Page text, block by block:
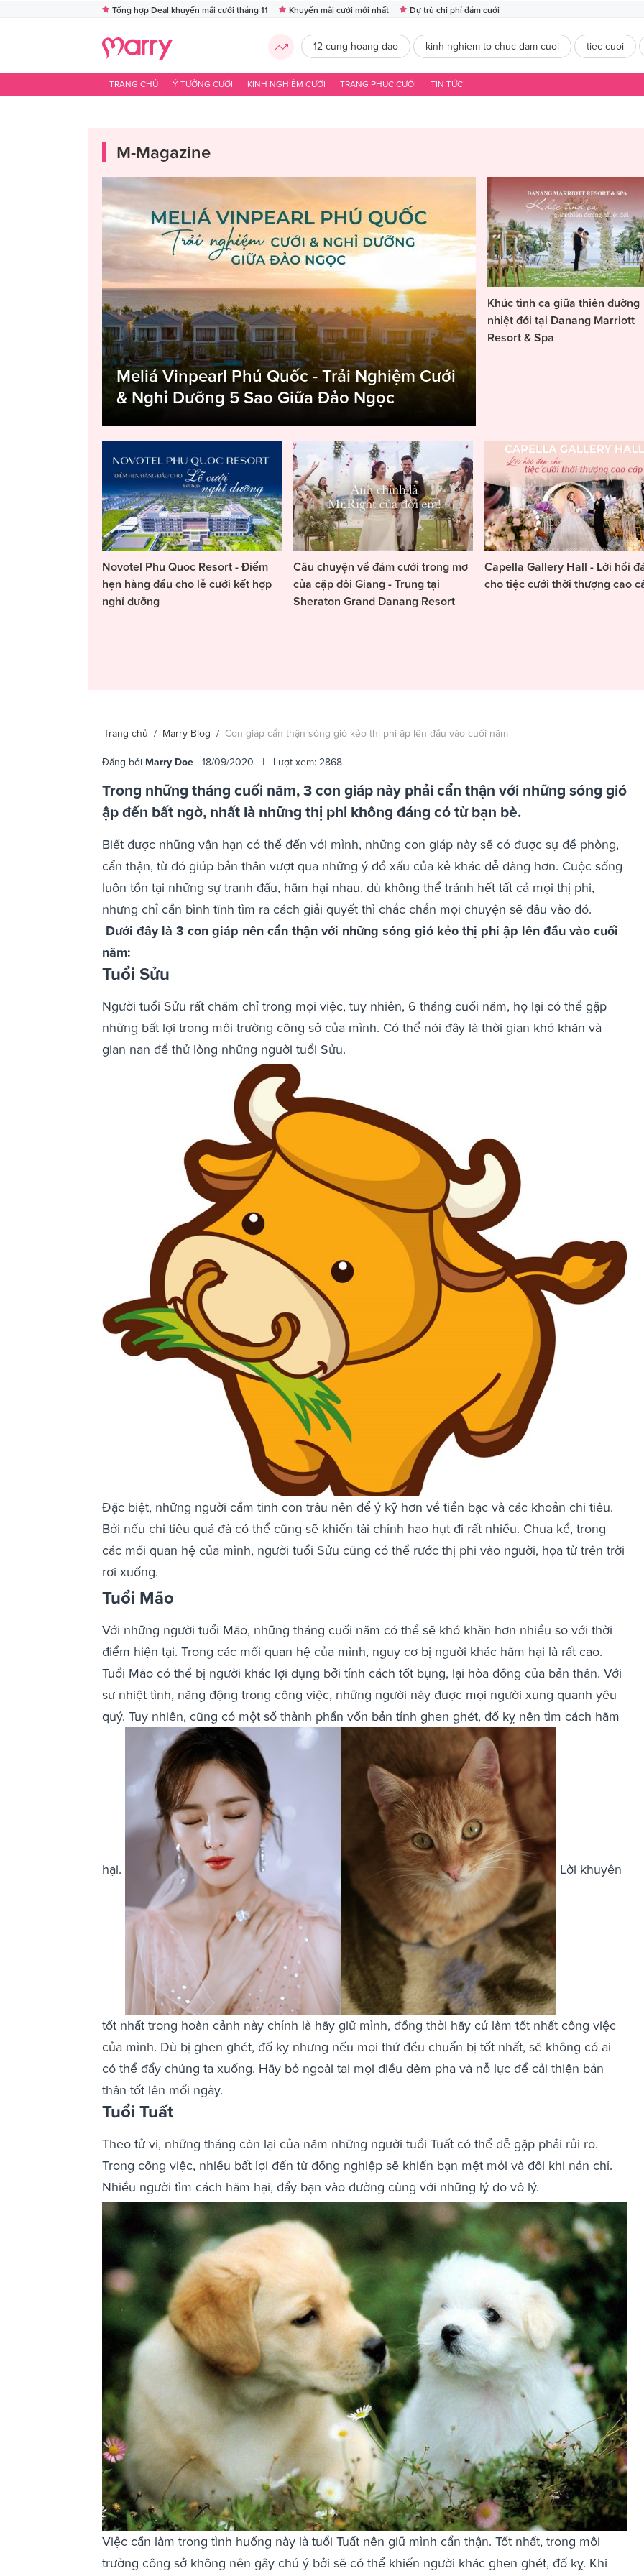
Tổng hợp Deal khuyến mãi cưới tháng 11 Khuyến mãi cưới mới nhất Dự trù chi phí đám cưới
12 cung hoang dao kinh nghiem to chuc dam cuoi tiec cuoi
TRANG CHỦ Ý TƯỞNG CƯỚI KINH NGHIỆM CƯỚI TRANG PHỤC CƯỚI TIN TỨC
M-Magazine
Meliá Vinpearl Phú Quốc - Trải Nghiệm Cưới
& Nghỉ Dưỡng 5 Sao Giữa Đảo Ngọc
Khúc tình ca giữa thiên đường
nhiệt đới tại Danang Marriott
Resort & Spa
Novotel Phu Quoc Resort - Điểm
hẹn hàng đầu cho lễ cưới kết hợp
nghỉ dưỡng
Câu chuyện về đám cưới trong mơ
của cặp đôi Giang - Trung tại
Sheraton Grand Danang Resort
Capella Gallery Hall - Lời hồi
cho tiệc cưới thời thượng cao
Trang chủ / Marry Blog / Con giáp cẩn thận sóng gió kẻo thị phi ập lên đầu vào cuối năm
Đăng bởi Marry Doe - 18/09/2020 | Lượt xem: 2868
Trong những tháng cuối năm, 3 con giáp này phải cẩn thận với những sóng gió
ập đến bất ngờ, nhất là những thị phi không đáng có từ bạn bè.
Biết được những vận hạn có thể đến với mình, những con giáp này sẽ có được sự đề phòng,
cẩn thận, từ đó giúp bản thân vượt qua những ý đồ xấu của kẻ khác dễ dàng hơn. Cuộc sống
luôn tồn tại những sự tranh đấu, hãm hại nhau, dù không thể tránh hết tất cả mọi thị phi,
nhưng chỉ cần bình tĩnh tìm ra cách giải quyết thì chắc chắn mọi chuyện sẽ đâu vào đó.
Dưới đây là 3 con giáp nên cẩn thận với những sóng gió kẻo thị phi ập lên đầu vào cuối
năm:
Tuổi Sửu
Người tuổi Sửu rất chăm chỉ trong mọi việc, tuy nhiên, 6 tháng cuối năm, họ lại có thể gặp
những bất lợi trong môi trường công sở của mình. Có thể nói đây là thời gian khó khăn và
gian nan để thử lòng những người tuổi Sửu.
Đặc biệt, những người cầm tinh con trâu nên để ý kỹ hơn về tiền bạc và các khoản chi tiêu.
Bởi nếu chi tiêu quá đà có thể cũng sẽ khiến tài chính hao hụt đi rất nhiều. Chưa kể, trong
các mối quan hệ của mình, người tuổi Sửu cũng có thể rước thị phi vào người, họa từ trên trời
rơi xuống.
Tuổi Mão
Với những người tuổi Mão, những tháng cuối năm có thể sẽ khó khăn hơn nhiều so với thời
điểm hiện tại. Trong các mối quan hệ của mình, nguy cơ bị người khác hãm hại là rất cao.
Tuổi Mão có thể bị người khác lợi dụng bởi tính cách tốt bụng, lại hòa đồng của bản thân. Với
sự nhiệt tình, năng động trong công việc, những người này được mọi người xung quanh yêu
quý. Tuy nhiên, cũng có một số thành phần vốn bản tính ghen ghét, đố kỵ nên tìm cách hãm
hại. Lời khuyên
tốt nhất trong hoàn cảnh này chính là hãy giữ mình, đồng thời hãy cứ làm tốt nhất công việc
của mình. Dù bị ghen ghét, đố kỵ nhưng nếu mọi thứ đều chuẩn bị tốt nhất, sẽ không có ai
có thể đẩy chúng ta xuống. Hãy bỏ ngoài tai mọi điều dèm pha và nỗ lực để cải thiện bản
thân tốt lên mối ngày.
Tuổi Tuất
Theo tử vi, những tháng còn lại của năm những người tuổi Tuất có thể dễ gặp phải rủi ro.
Trong công việc, nhiều bất lợi đến từ đồng nghiệp sẽ khiến bạn mệt mỏi và đôi khi nản chí.
Nhiều người tìm cách hãm hại, đẩy bạn vào đường cùng với những lý do vô lý.
Việc cần làm trong tình huống này là tuổi Tuất nên giữ mình cẩn thận. Tốt nhất, trong môi
trường công sở không nên gây chú ý bởi sẽ có thể khiến người khác ghen ghét, đố kỵ. Khi